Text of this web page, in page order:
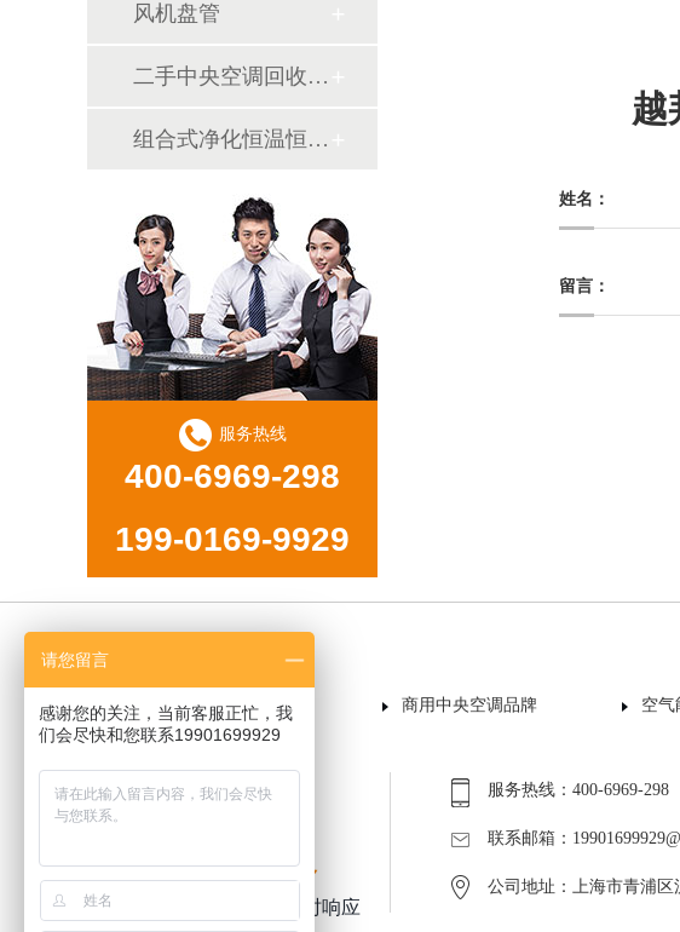
风机盘管
二手中央空调回收销售
组合式净化恒温恒湿机
服务热线
400-6969-298
199-0169-9929
越
姓名：
留言：
首页 商用中央空调品牌 空气
专注商用中央空调服务
设备及工程5年质保 售后服务2小时响应
服务热线：400-6969-298
联系邮箱：
公司地址：上海市青浦区
请您留言
感谢您的关注，当前客服正忙，我
们会尽快和您联系19901699929